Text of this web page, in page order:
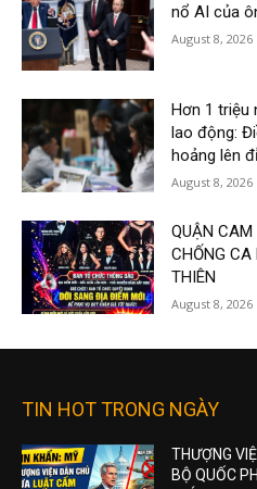
nổ AI của
August 8, 2026
Hơn 1 triệu
lao động:
hoảng lên
August 8, 2026
QUẬN
CHỐNG CA
THIÊN
August 8, 2026
TIN HOT TRONG NGÀY
THƯỢNG
BỘ QUỐC